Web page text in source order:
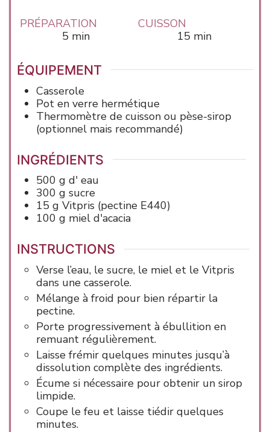
PRÉPARATION
5 minutes
min
CUISSON
15minutes
min
ÉQUIPEMENT
Casserole
Pot en verre hermétique
Thermomètre de cuisson ou pèse-sirop
(optionnel mais recommandé)
INGRÉDIENTS
500 g d' eau
300 g sucre
15 g Vitpris (pectine E440)
100 g miel d'acacia
INSTRUCTIONS
Verse l’eau, le sucre, le miel et le Vitpris
dans une casserole.
Mélange à froid pour bien répartir la
pectine.
Porte progressivement à ébullition en
remuant régulièrement.
Laisse frémir quelques minutes jusqu’à
dissolution complète des ingrédients.
Écume si nécessaire pour obtenir un sirop
limpide.
Coupe le feu et laisse tiédir quelques
minutes.